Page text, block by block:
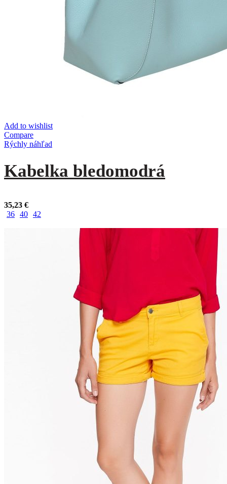
Add to wishlist
Compare
Rýchly náhľad
Kabelka bledomodrá
35,23 €
36 40 42